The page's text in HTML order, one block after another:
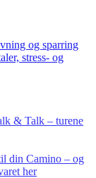
og sparring
stress- og
& Talk – turene
din Camino – og
her